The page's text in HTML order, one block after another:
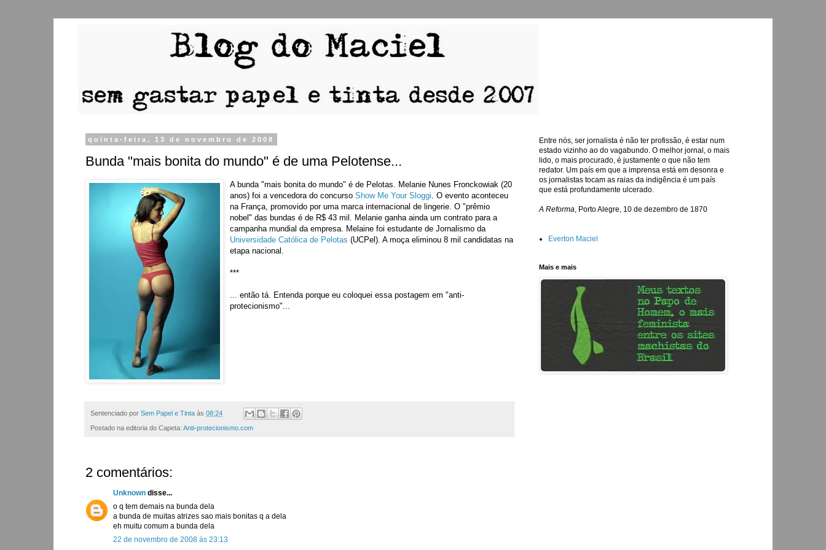
quinta-feira, 13 de novembro de 2008
Bunda "mais bonita do mundo" é de uma Pelotense...
A bunda "mais bonita do mundo" é de Pelotas. Melanie Nunes Fronckowiak (20
anos) foi a vencedora do concurso Show Me Your Sloggi . O evento aconteceu
na França, promovido por uma marca internacional de lingerie. O "prêmio
nobel" das bundas é de R$ 43 mil. Melanie ganha ainda um contrato para a
campanha mundial da empresa. Melaine foi estudante de Jornalismo da
Universidade Católica de Pelotas (UCPel). A moça eliminou 8 mil candidatas na
etapa nacional.
***
... então tá. Entenda porque eu coloquei essa postagem em "anti-
protecionismo"...
Sentenciado por Sem Papel e Tinta às 08:24
Postado na editoria do Capeta: Anti-protecionismo.com
2 comentários:
Unknown disse...
o q tem demais na bunda dela
a bunda de muitas atrizes sao mais bonitas q a dela
eh muitu comum a bunda dela
22 de novembro de 2008 às 23:13
Entre nós, ser jornalista é não ter profissão, é estar num
estado vizinho ao do vagabundo. O melhor jornal, o mais
lido, o mais procurado, é justamente o que não tem
redator. Um país em que a imprensa está em desonra e
os jornalistas tocam as raias da indigência é um país
que está profundamente ulcerado.
A Reforma, Porto Alegre, 10 de dezembro de 1870
Everton Maciel
Mais e mais